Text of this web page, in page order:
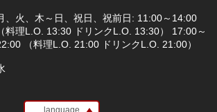
、火、木～日、祝日、祝前日: 11:00～14:00
（料理L.O. 13:30 ドリンクL.O. 13:30） 17:00～
（料理L.O. 21:00 ドリンクL.O. 21:00）
language